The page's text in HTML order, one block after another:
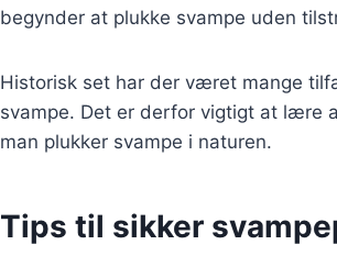
begynder at plukke svampe uden
Historisk set har der været mange
svampe. Det er derfor vigtigt at lære
man plukker svampe i naturen.
Tips til sikker